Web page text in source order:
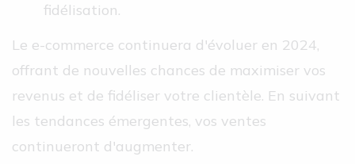
fidélisation.
Le e-commerce continuera d'évoluer en 2024,
offrant de nouvelles chances de maximiser vos
revenus et de fidéliser votre clientèle. En suivant
les tendances émergentes, vos ventes
continueront d'augmenter.